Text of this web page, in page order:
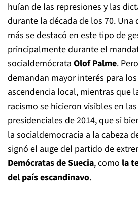
huían de las represiones y las
durante la década de los 70. Una
más se destacó en este tipo de
principalmente durante el
socialdemócrata Olof Palme.
demandan mayor interés para
ascendencia local, mientras que
racismo se hicieron visibles en
presidenciales de 2014, que si
la socialdemocracia a la cabeza
signó el auge del partido de
Demócratas de Suecia, como la
del país escandinavo.